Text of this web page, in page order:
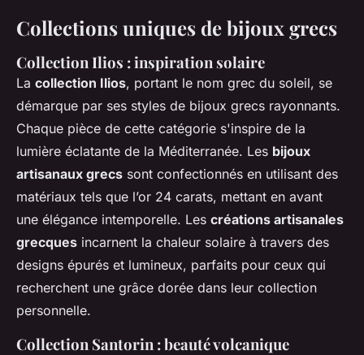
Collections uniques de bijoux grecs
Collection Ilios : inspiration solaire
La collection Ilios, portant le nom grec du soleil, se
démarque par ses styles de bijoux grecs rayonnants.
Chaque pièce de cette catégorie s'inspire de la
lumière éclatante de la Méditerranée. Les bijoux
artisanaux grecs sont confectionnés en utilisant des
matériaux tels que l’or 24 carats, mettant en avant
une élégance intemporelle. Les créations artisanales
grecques incarnent la chaleur solaire à travers des
designs épurés et lumineux, parfaits pour ceux qui
recherchent une grâce dorée dans leur collection
personnelle.
Collection Santorin : beauté volcanique